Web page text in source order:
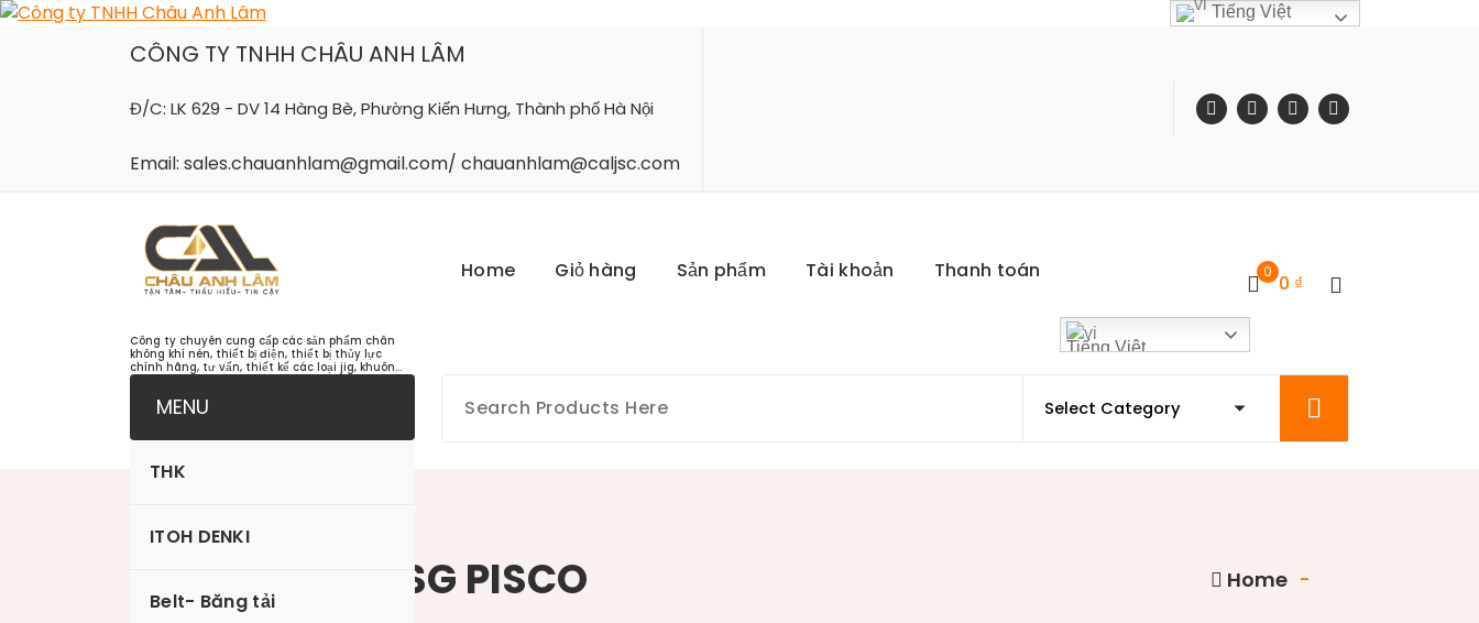
Skip
CÔNG TY TNHH CHÂU ANH LÂM
Đ/C: LK 629 - DV 14 Hàng Bè, Phường Kiến Hưng, Thành phố Hà Nội
Email: sales.chauanhlam@gmail.com/ chauanhlam@caljsc.com
Công ty chuyên cung cấp các sản phẩm chân
không khí nén, thiết bị điện, thiết bị thủy lực
chính hãng, tư vấn, thiết kế các loại jig, khuôn...
Home Giỏ hàng Sản phẩm Tài khoản Thanh toán
Tiếng Việt
0 0 ₫
MENU
THK
ITOH DENKI
Belt- Băng tải
Tiết lưu số JSG PISCO Home -
Tiếng Việt